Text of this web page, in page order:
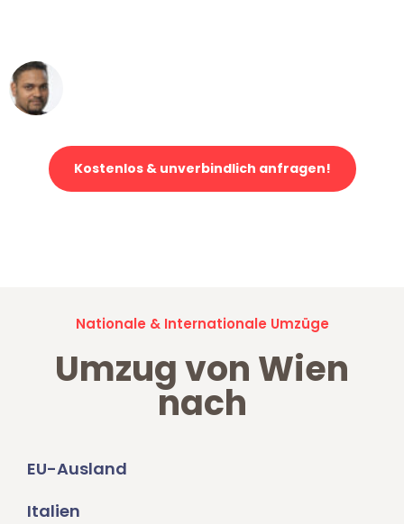
Kostenlos & unverbindlich anfragen!
Nationale & Internationale Umzüge
Umzug von Wien
nach
EU-Ausland
Italien